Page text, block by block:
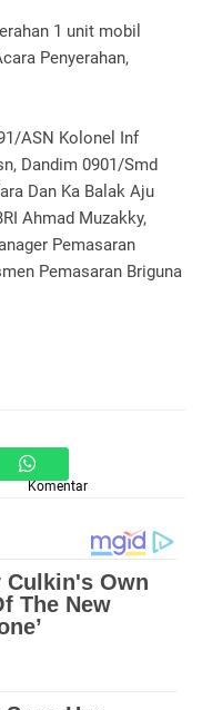
1 unit mobil
Penyerahan,
ASN Kolonel Inf
Dandim 0901/Smd
Dan Ka Balak Aju
Ahmad Muzakky,
Pemasaran
Pemasaran Briguna
Komentar